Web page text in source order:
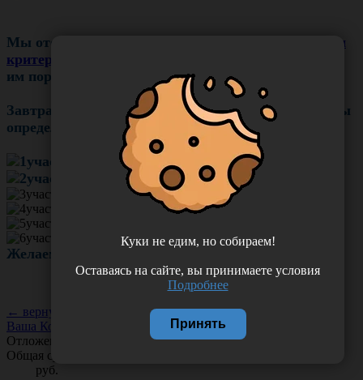
Мы отобрали заказы, которые соответствуют
всем
критериям
им порядковые номера.
Завтра с помощью генератора случайных чисел мы
определим наших победителей!
Желаем вам удачи!
← вернуться к списку новостей
Ваша Корзина
Отложено
Общая сумма:
руб.
Куки не едим, но собираем!
Оставаясь на сайте, вы принимаете условия
Подробнее
Принять